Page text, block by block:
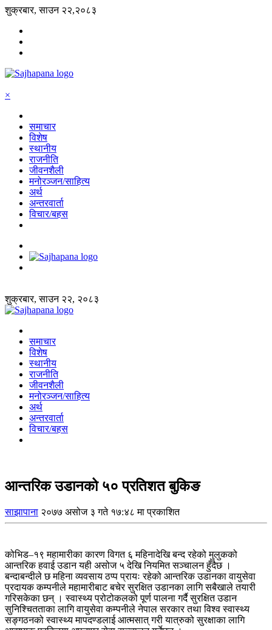
शुक्रबार, साउन २२,२०८३
×
समाचार
विशेष
स्थानीय
राजनीति
जीवनशैली
मनोरञ्जन/साहित्य
अर्थ
अन्तरवार्ता
विचार/बहस
शुक्रबार, साउन २२, २०८३
समाचार
विशेष
स्थानीय
राजनीति
जीवनशैली
मनोरञ्जन/साहित्य
अर्थ
अन्तरवार्ता
विचार/बहस
आन्तरिक उडानको ५० प्रतिशत बुकिङ
साझापाना २०७७ असोज ३ गते १७:४८ मा प्रकाशित
कोभिड–१९ महामारीका कारण विगत ६ महिनादेखि बन्द रहेको मुलुकको
आन्तरिक हवाई उडान यही असोज ५ देखि नियमित सञ्चालन हुँदैछ ।
बन्दाबन्दीले छ महिना व्यवसाय ठप्प प्रायः रहेको आन्तरिक उडानका वायुसेवा
प्रदायक कम्पनीले महामारीबाट बचेर सुरक्षित उडानका लागि सबैखाले तयारी
गरिसकेका छन् । स्वास्थ्य प्रोटोकलको पूर्ण पालना गर्दै सुरक्षित उडान
सुनिश्चितताका लागि वायुसेवा कम्पनीले नेपाल सरकार तथा विश्व स्वास्थ्य
सङ्गठनको स्वास्थ्य मापदण्डलाई आत्मसात् गरी यात्रुको सुरक्षाका लागि